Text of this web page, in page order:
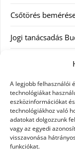
A legjobb felhasználói
technológiákat
eszközinformációkat
technológiákhoz való
adatokat dolgozzunk
vagy az egyedi
visszavonása
funkciókat.
Csőtörés
Jogi tanácsadás
Arckrémek – mit
Kategóriák
Egyéb kategória
Szolgáltatás